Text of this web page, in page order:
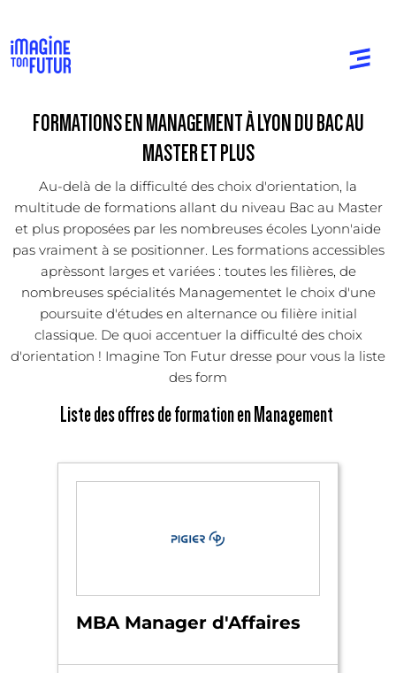
FORMATIONS EN MANAGEMENT À LYON DU BAC AU
MASTER ET PLUS
Au-delà de la difficulté des choix d'orientation, la
multitude de formations allant du niveau Bac au Master
et plus proposées par les nombreuses écoles Lyonn'aide
pas vraiment à se positionner. Les formations accessibles
aprèssont larges et variées : toutes les filières, de
nombreuses spécialités Managementet le choix d'une
poursuite d'études en alternance ou filière initial
classique. De quoi accentuer la difficulté des choix
d'orientation ! Imagine Ton Futur dresse pour vous la liste
des form
Liste des offres de formation en Management
MBA Manager d'Affaires